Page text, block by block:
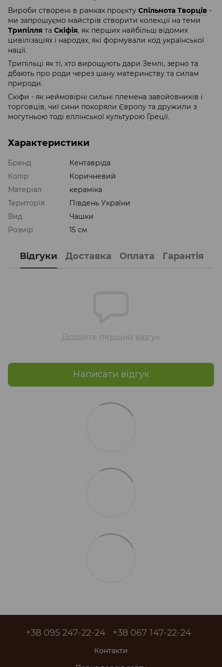
Вироби створені в рамках проєкту Спільнота Творців -
ми запрошуємо майстрів створити колекції на теми
Трипілля та Скіфія, як перших найбільш відомих
цивілізаціях і народах, які формували код української
нації.
Трипільці як ті, хто вирощують дари Землі, зерно та
дбають про роди через шану материнству та силам
природи.
Скіфи - як неймовірні сильні племена завойовників і
торговців, чиї сини покоряли Європу та дружили з
могутньою тоді еллінської культурою Греції.
Характеристики
Бренд
Кентавріда
Колір
Коричневий
Матеріал
кераміка
Територія
Південь України
Вид
Чашки
Розмір
15 см
Відгуки Доставка Оплата Гарантія
Додайте перший відгук
Написати відгук
+38 095 247-22-24 +38 067 147-22-24
Контакти